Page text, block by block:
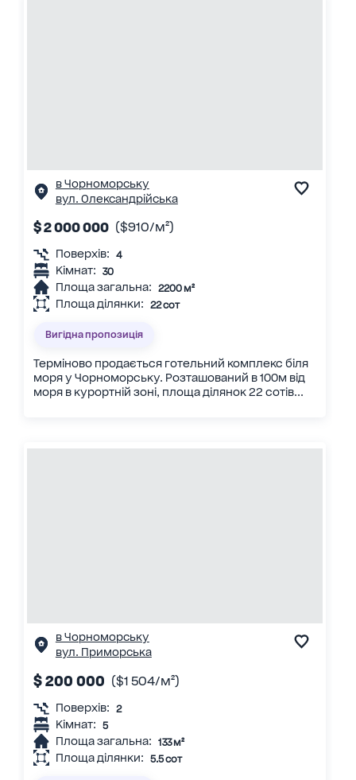
в Чорноморську
вул. Олександрійська
$ 2 000 000 ($910/м²)
Поверхів: 4
Кімнат: 30
Площа загальна: 2200 м²
Площа ділянки: 22 сот
Вигідна пропозиція
Терміново продається готельний комплекс біля
моря у Чорноморську. Розташований в 100м від
моря в курортній зоні, площа ділянок 22 сотів...
в Чорноморську
вул. Приморська
$ 200 000 ($1 504/м²)
Поверхів: 2
Кімнат: 5
Площа загальна: 133 м²
Площа ділянки: 5.5 сот